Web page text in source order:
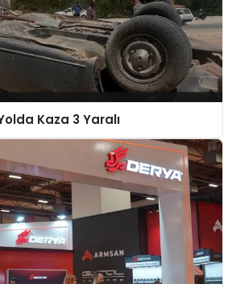
Kaza 3 Yaralı